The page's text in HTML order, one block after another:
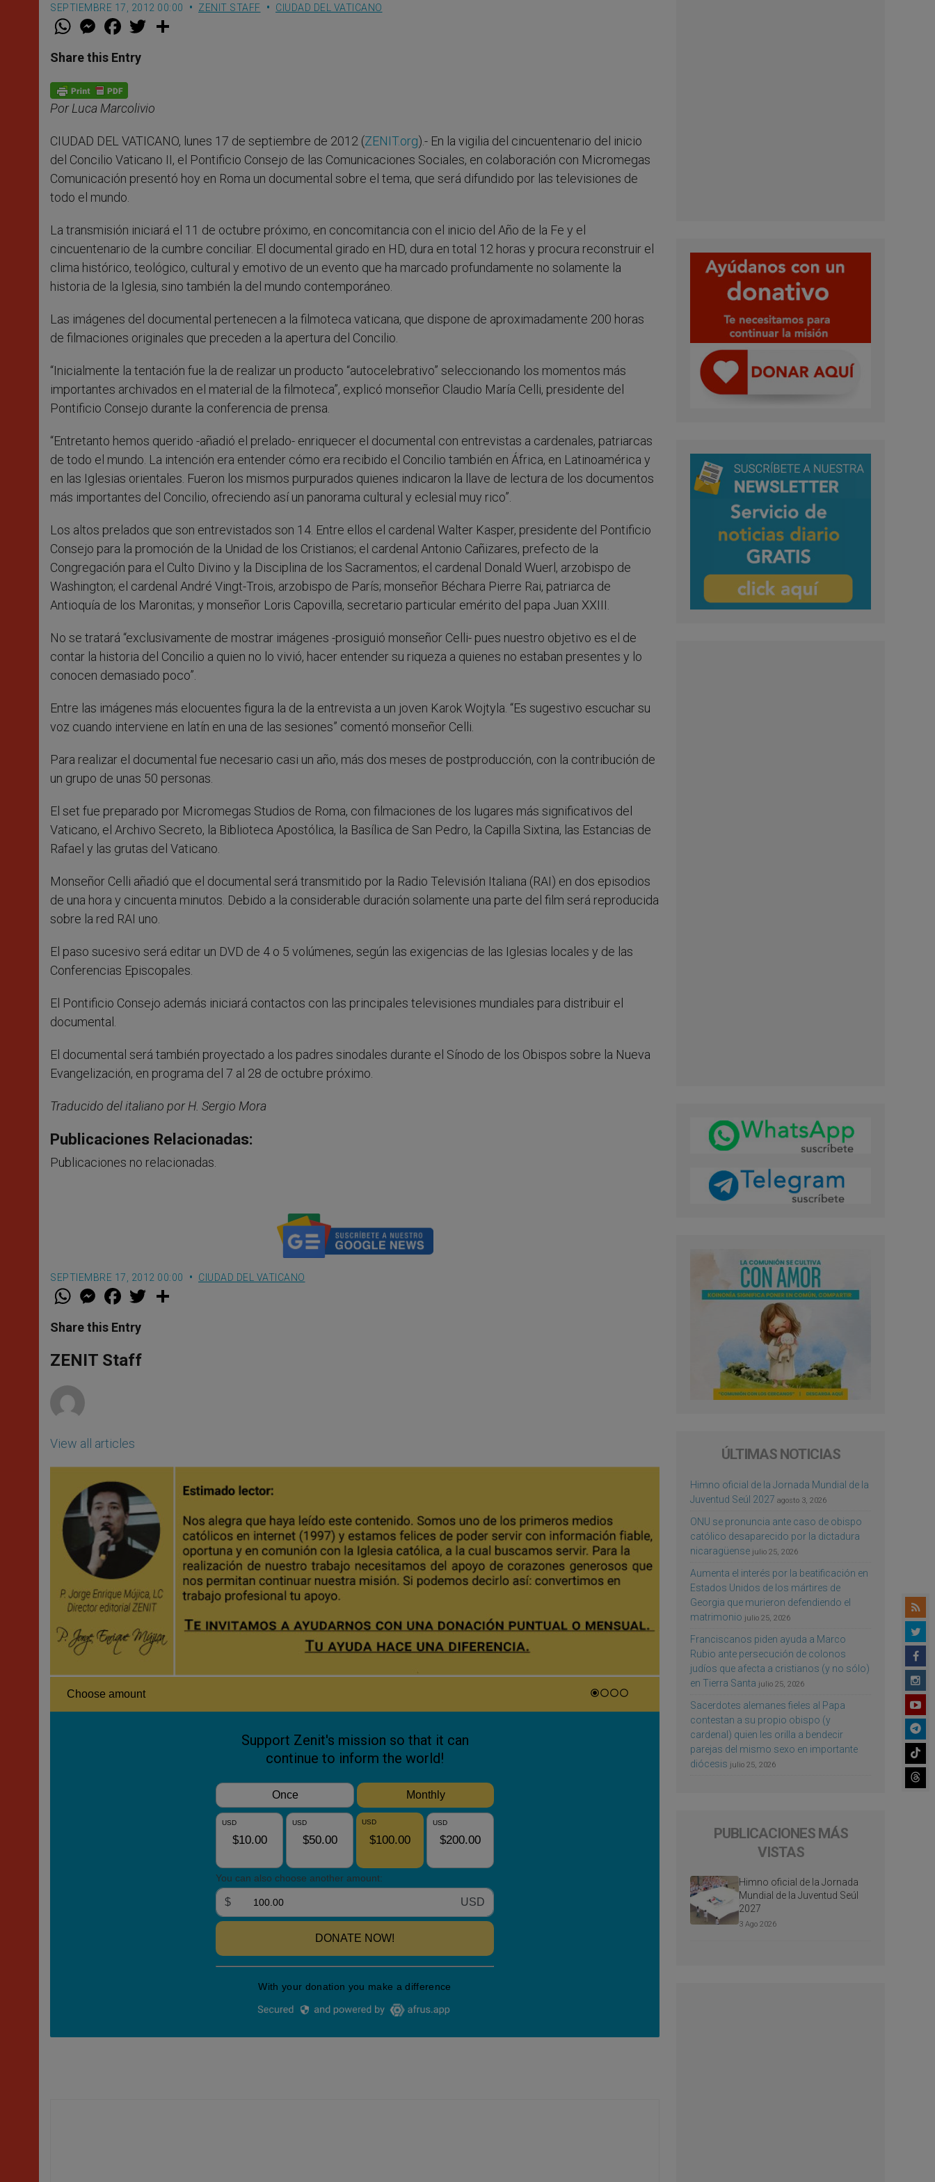
SEPTIEMBRE 17, 2012 00:00 ZENIT STAFF CIUDAD DEL VATICANO
W
t
s
p
p
M
e
s
e
g
e
r
F
a
e
b
o
k
w
Share this Entry
Por Luca Marcolivio
CIUDAD DEL VATICANO, lunes 17 de septiembre de 2012 (ZENIT.org).- En la vigilia del cincuentenario del inicio
del Concilio Vaticano II, el Pontificio Consejo de las Comunicaciones Sociales, en colaboración con Micromegas
Comunicación presentó hoy en Roma un documental sobre el tema, que será difundido por las televisiones de
todo el mundo.
La transmisión iniciará el 11 de octubre próximo, en concomitancia con el inicio del Año de la Fe y el
cincuentenario de la cumbre conciliar. El documental girado en HD, dura en total 12 horas y procura reconstruir el
clima histórico, teológico, cultural y emotivo de un evento que ha marcado profundamente no solamente la
historia de la Iglesia, sino también la del mundo contemporáneo.
Las imágenes del documental pertenecen a la filmoteca vaticana, que dispone de aproximadamente 200 horas
de filmaciones originales que preceden a la apertura del Concilio.
“Inicialmente la tentación fue la de realizar un producto “autocelebrativo” seleccionando los momentos más
importantes archivados en el material de la filmoteca”, explicó monseñor Claudio María Celli, presidente del
Pontificio Consejo durante la conferencia de prensa.
“Entretanto hemos querido -añadió el prelado- enriquecer el documental con entrevistas a cardenales, patriarcas
de todo el mundo. La intención era entender cómo era recibido el Concilio también en África, en Latinoamérica y
en las Iglesias orientales. Fueron los mismos purpurados quienes indicaron la llave de lectura de los documentos
más importantes del Concilio, ofreciendo así un panorama cultural y eclesial muy rico”.
Los altos prelados que son entrevistados son 14. Entre ellos el cardenal Walter Kasper, presidente del Pontificio
Consejo para la promoción de la Unidad de los Cristianos; el cardenal Antonio Cañizares, prefecto de la
Congregación para el Culto Divino y la Disciplina de los Sacramentos; el cardenal Donald Wuerl, arzobispo de
Washington; el cardenal André Vingt-Trois, arzobispo de París; monseñor Béchara Pierre Rai, patriarca de
Antioquía de los Maronitas; y monseñor Loris Capovilla, secretario particular emérito del papa Juan XXIII.
No se tratará “exclusivamente de mostrar imágenes -prosiguió monseñor Celli- pues nuestro objetivo es el de
contar la historia del Concilio a quien no lo vivió, hacer entender su riqueza a quienes no estaban presentes y lo
conocen demasiado poco”.
Entre las imágenes más elocuentes figura la de la entrevista a un joven Karok Wojtyla. “Es sugestivo escuchar su
voz cuando interviene en latín en una de las sesiones” comentó monseñor Celli.
Para realizar el documental fue necesario casi un año, más dos meses de postproducción, con la contribución de
un grupo de unas 50 personas.
El set fue preparado por Micromegas Studios de Roma, con filmaciones de los lugares más significativos del
Vaticano, el Archivo Secreto, la Biblioteca Apostólica, la Basílica de San Pedro, la Capilla Sixtina, las Estancias de
Rafael y las grutas del Vaticano.
Monseñor Celli añadió que el documental será transmitido por la Radio Televisión Italiana (RAI) en dos episodios
de una hora y cincuenta minutos. Debido a la considerable duración solamente una parte del film será reproducida
sobre la red RAI uno.
El paso sucesivo será editar un DVD de 4 o 5 volúmenes, según las exigencias de las Iglesias locales y de las
Conferencias Episcopales.
El Pontificio Consejo además iniciará contactos con las principales televisiones mundiales para distribuir el
documental.
El documental será también proyectado a los padres sinodales durante el Sínodo de los Obispos sobre la Nueva
Evangelización, en programa del 7 al 28 de octubre próximo.
Traducido del italiano por H. Sergio Mora
Publicaciones Relacionadas:
Publicaciones no relacionadas.
SEPTIEMBRE 17, 2012 00:00 CIUDAD DEL VATICANO
W
t
s
p
p
M
e
s
e
g
e
F
a
e
b
o
k
w
Share this Entry
ZENIT Staff
View all articles
ÚLTIMAS NOTICIAS
Himno oficial de la Jornada Mundial de la
Juventud Seúl 2027 agosto 3, 2026
ONU se pronuncia ante caso de obispo
católico desaparecido por la dictadura
nicaragüense julio 25, 2026
Aumenta el interés por la beatificación en
Estados Unidos de los mártires de
Georgia que murieron defendiendo el
matrimonio julio 25, 2026
Franciscanos piden ayuda a Marco
Rubio ante persecución de colonos
judíos que afecta a cristianos (y no sólo)
en Tierra Santa julio 25, 2026
Sacerdotes alemanes fieles al Papa
contestan a su propio obispo (y
cardenal) quien les orilla a bendecir
parejas del mismo sexo en importante
diócesis julio 25, 2026
PUBLICACIONES MÁS
VISTAS
Himno oficial de la Jornada
Mundial de la Juventud Seúl
2027
3 Ago 2026